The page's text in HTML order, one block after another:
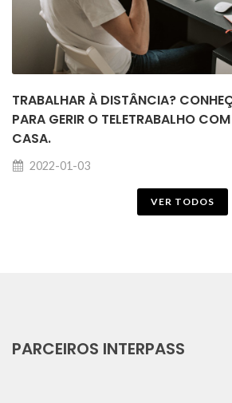
TRABALHAR À DISTÂNCIA?
PARA GERIR O TELETRABALHO
CASA.
2022-01-03
VER TODOS
PARCEIROS INTERPASS